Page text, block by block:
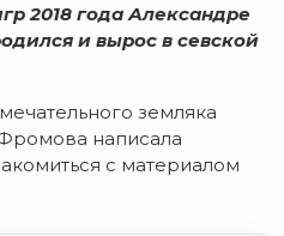
2018 года Александре
и вырос в севской
земляка
написала
с материалом